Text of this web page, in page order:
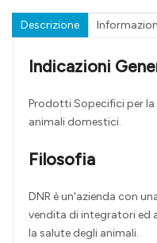
Descrizione
Indicazioni
Prodotti Sopecifici per la
animali domestici.
Filosofia
DNR è un'azienda con
vendita di integratori ed
la salute degli animali.